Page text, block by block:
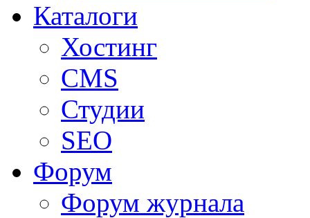
Каталоги
Хостинг
CMS
Студии
SEO
Форум
Форум журнала